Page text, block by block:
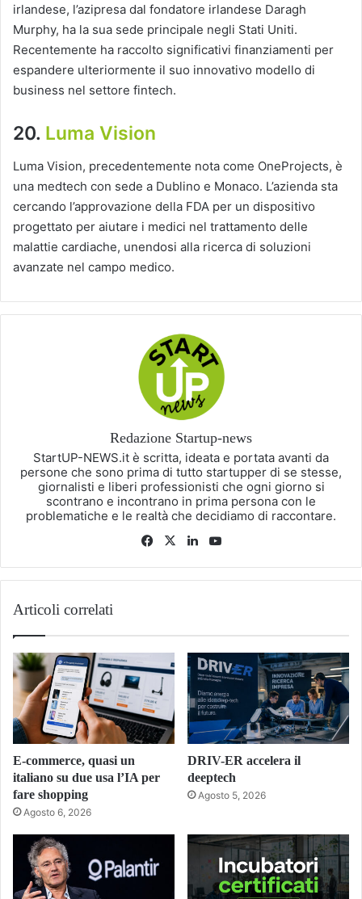
irlandese, l’azipresa dal fondatore irlandese Daragh
Murphy, ha la sua sede principale negli Stati Uniti.
Recentemente ha raccolto significativi finanziamenti per
espandere ulteriormente il suo innovativo modello di
business nel settore fintech.
20. Luma Vision
Luma Vision, precedentemente nota come OneProjects, è
una medtech con sede a Dublino e Monaco. L’azienda sta
cercando l’approvazione della FDA per un dispositivo
progettato per aiutare i medici nel trattamento delle
malattie cardiache, unendosi alla ricerca di soluzioni
avanzate nel campo medico.
Redazione Startup-news
StartUP-NEWS.it è scritta, ideata e portata avanti da
persone che sono prima di tutto startupper di se stesse,
giornalisti e liberi professionisti che ogni giorno si
scontrano e incontrano in prima persona con le
problematiche e le realtà che decidiamo di raccontare.
Facebook
X LinkedIn
Articoli correlati
E-commerce, quasi un
italiano su due usa l’IA per
fare shopping
Agosto 6, 2026
DRIV-ER accelera il
deeptech
Agosto 5, 2026